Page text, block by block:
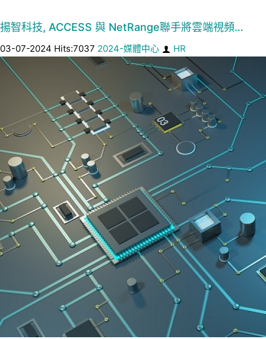
揚智科技, ACCESS 與 NetRange聯手將雲端視頻…
03-07-2024 Hits:7037 2024-媒體中心 HR